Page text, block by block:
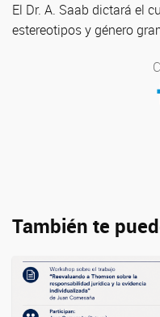
El Dr. A. Saab dictará el
estereotipos y género
También te